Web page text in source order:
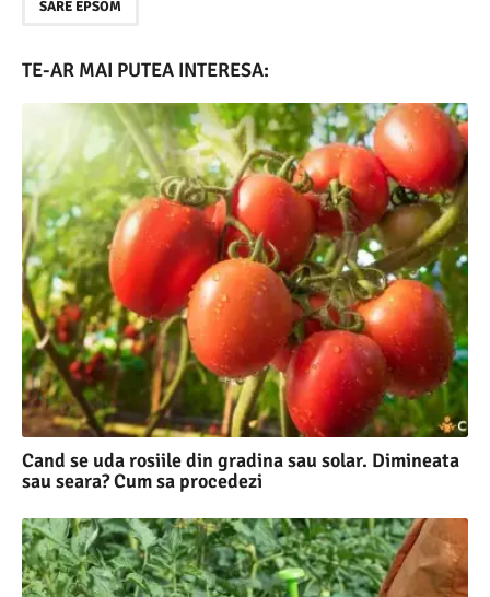
SARE EPSOM
TE-AR MAI PUTEA INTERESA:
Cand se uda rosiile din gradina sau solar. Dimineata
sau seara? Cum sa procedezi